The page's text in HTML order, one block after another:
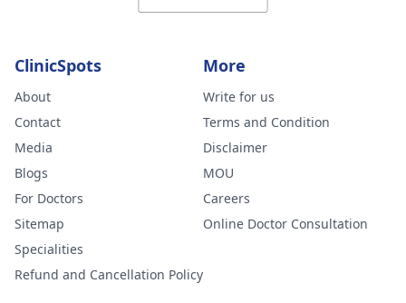
ClinicSpots
About
Contact
Media
Blogs
For Doctors
Sitemap
Specialities
Refund and Cancellation Policy
More
Write for us
Terms and Condition
Disclaimer
MOU
Careers
Online Doctor Consultation